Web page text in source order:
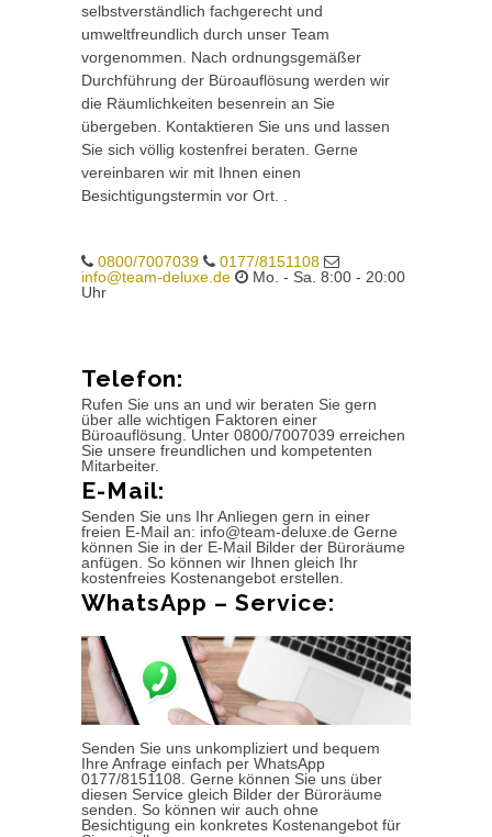
selbstverständlich fachgerecht und
umweltfreundlich durch unser Team
vorgenommen. Nach ordnungsgemäßer
Durchführung der Büroauflösung werden wir
die Räumlichkeiten besenrein an Sie
übergeben. Kontaktieren Sie uns und lassen
Sie sich völlig kostenfrei beraten. Gerne
vereinbaren wir mit Ihnen einen
Besichtigungstermin vor Ort. .
0800/7007039
0177/8151108
info@team-deluxe.de
Mo. - Sa. 8:00 - 20:00
Uhr
Telefon:
Rufen Sie uns an und wir beraten Sie gern
über alle wichtigen Faktoren einer
Büroauflösung. Unter 0800/7007039 erreichen
Sie unsere freundlichen und kompetenten
Mitarbeiter.
E-Mail:
Senden Sie uns Ihr Anliegen gern in einer
freien E-Mail an: info@team-deluxe.de Gerne
können Sie in der E-Mail Bilder der Büroräume
anfügen. So können wir Ihnen gleich Ihr
kostenfreies Kostenangebot erstellen.
WhatsApp – Service:
Senden Sie uns unkompliziert und bequem
Ihre Anfrage einfach per WhatsApp
0177/8151108. Gerne können Sie uns über
diesen Service gleich Bilder der Büroräume
senden. So können wir auch ohne
Besichtigung ein konkretes Kostenangebot für